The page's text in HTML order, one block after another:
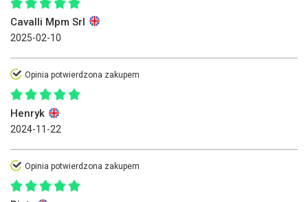
Cavalli Mpm Srl
2025-02-10
Opinia potwierdzona zakupem
Henryk
2024-11-22
Opinia potwierdzona zakupem